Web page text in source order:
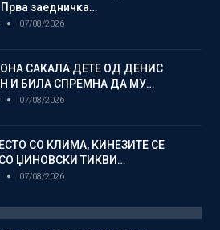
заедничка…
07/08/2026
САКАЛА ДЕТЕ ОД ДЕНИС
И БИЛА СПРЕМНА ДА МУ…
07/08/2026
СО КЛИМА, КИНЕЗИТЕ СЕ
ЏИНОВСКИ ТИКВИ…
07/08/2026